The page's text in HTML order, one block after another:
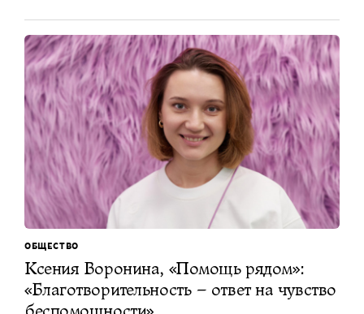
ОБЩЕСТВО
Ксения Воронина, «Помощь рядом»:
«Благотворительность – ответ на чувство